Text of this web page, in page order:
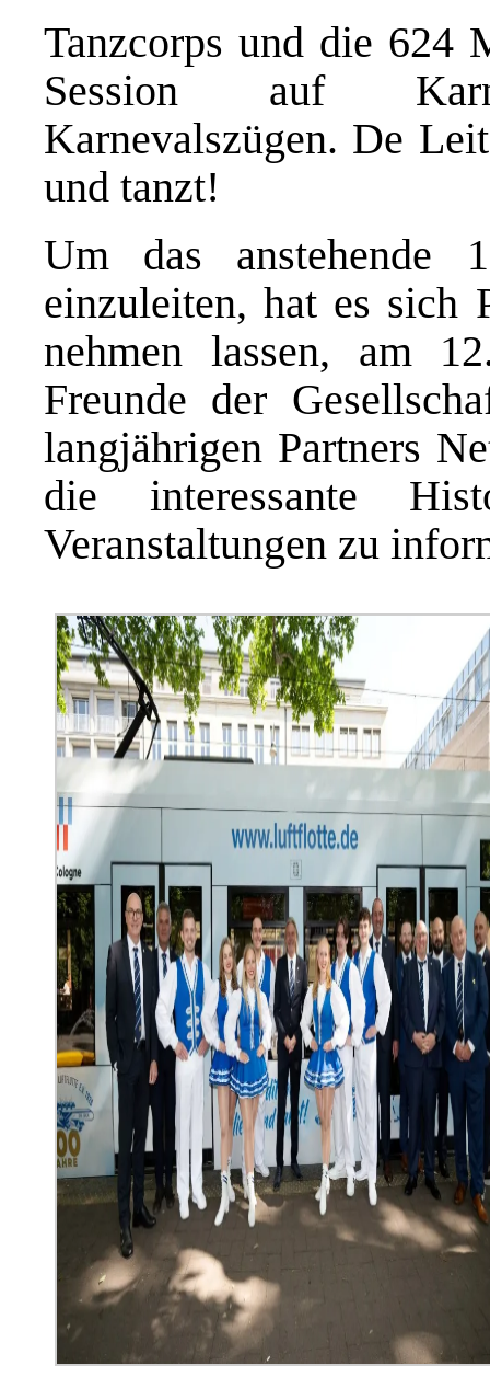
Tanzcorps und die 624
Session auf
Karnevalszügen. De
und tanzt!
Um das anstehende
einzuleiten, hat es sich
nehmen lassen, am
Freunde der
langjährigen Partners
die interessante
Veranstaltungen zu